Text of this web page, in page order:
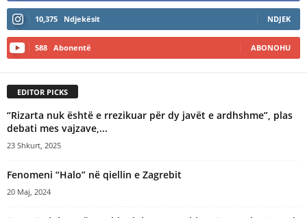
10,375 Ndjekësit NDJEK
588 Abonentë ABONOHU
EDITOR PICKS
“Rizarta nuk është e rrezikuar për dy javët e ardhshme”, plas
debati mes vajzave,...
23 Shkurt, 2025
Fenomeni “Halo” në qiellin e Zagrebit
20 Maj, 2024